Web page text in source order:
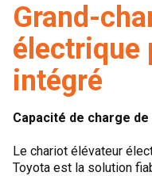
Grand-
électrique
intégré
Capacité de charge de
Le chariot élévateur
Toyota est la solution